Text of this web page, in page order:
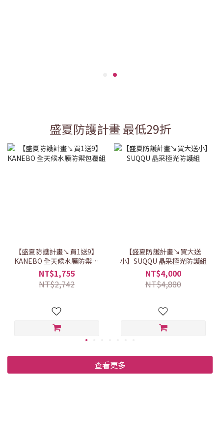
盛夏防護計畫 最低29折
【盛夏防護計畫↘買1送9】
KANEBO 全天候水膜防禦包
覆組
NT$1,755
NT$2,742
【盛夏防護計畫↘買大送
小】SUQQU 晶采極光防護組
NT$4,000
NT$4,880
查看更多